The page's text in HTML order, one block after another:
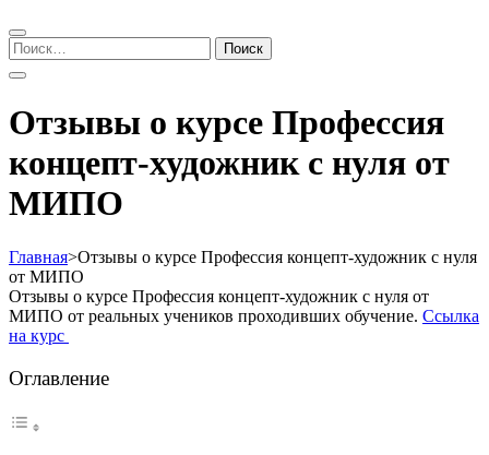
Найти:
Отзывы о курсе Профессия
концепт-художник с нуля от
МИПО
Главная>Отзывы о курсе Профессия концепт-художник с нуля
от МИПО
Отзывы о курсе Профессия концепт-художник с нуля от
МИПО от реальных учеников проходивших обучение. Ссылка
на курс
Оглавление